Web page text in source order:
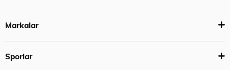
Markalar
Sporlar